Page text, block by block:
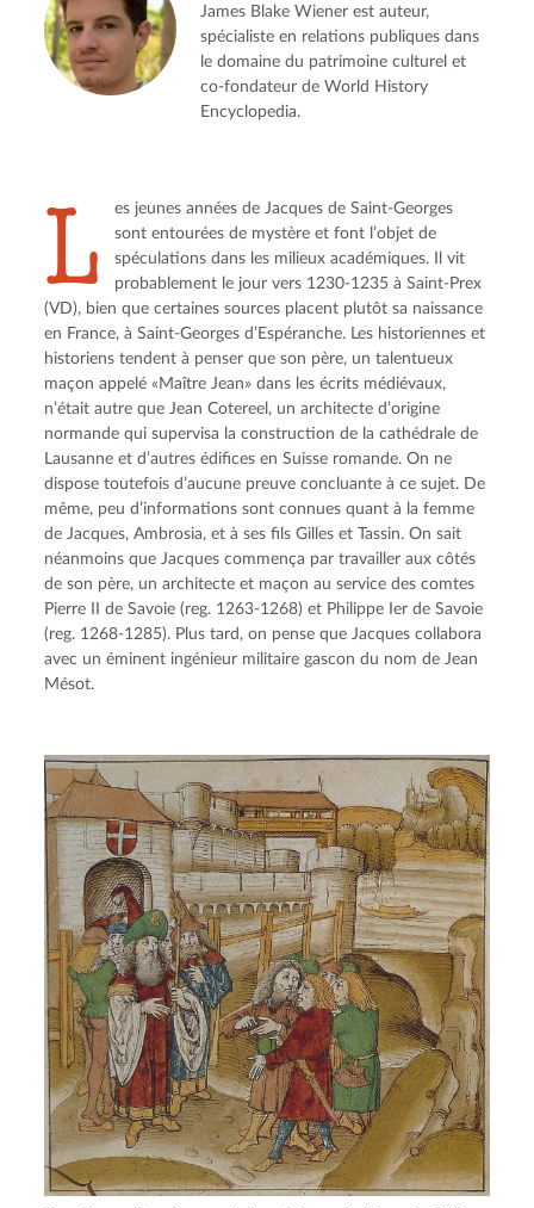
James Blake Wiener est auteur,
spécialiste en relations publiques dans
le domaine du patrimoine culturel et
co-fondateur de World History
Encyclopedia.
L
es jeunes années de Jacques de Saint-Georges
sont entourées de mystère et font l’objet de
spéculations dans les milieux académiques. Il vit
probablement le jour vers 1230-1235 à Saint-Prex
(VD), bien que certaines sources placent plutôt sa naissance
en France, à Saint-Georges d’Espéranche. Les historiennes et
historiens tendent à penser que son père, un talentueux
maçon appelé «Maître Jean» dans les écrits médiévaux,
n’était autre que Jean Cotereel, un architecte d’origine
normande qui supervisa la construction de la cathédrale de
Lausanne et d’autres édifices en Suisse romande. On ne
dispose toutefois d’aucune preuve concluante à ce sujet. De
même, peu d’informations sont connues quant à la femme
de Jacques, Ambrosia, et à ses fils Gilles et Tassin. On sait
néanmoins que Jacques commença par travailler aux côtés
de son père, un architecte et maçon au service des comtes
Pierre II de Savoie (reg. 1263-1268) et Philippe Ier de Savoie
(reg. 1268-1285). Plus tard, on pense que Jacques collabora
avec un éminent ingénieur militaire gascon du nom de Jean
Mésot.